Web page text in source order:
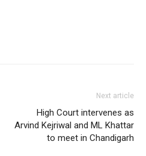
Next article
High Court intervenes as
Arvind Kejriwal and ML Khattar
to meet in Chandigarh